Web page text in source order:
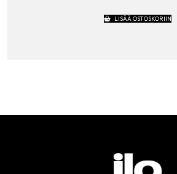
LISÄÄ OSTOSKORIIN